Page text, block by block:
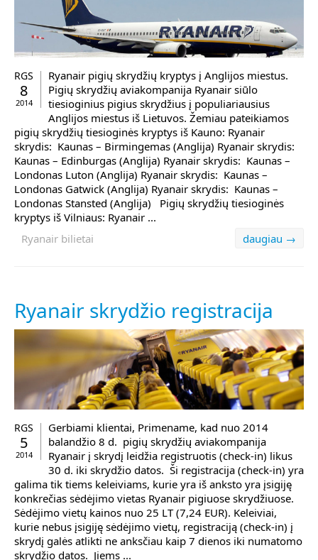
RGS
8
2014
Ryanair pigių skrydžių kryptys į Anglijos miestus.
Pigių skrydžių aviakompanija Ryanair siūlo
tiesioginius pigius skrydžius į populiariausius
Anglijos miestus iš Lietuvos. Žemiau pateikiamos
pigių skrydžių tiesioginės kryptys iš Kauno: Ryanair
skrydis: Kaunas – Birmingemas (Anglija) Ryanair skrydis:
Kaunas – Edinburgas (Anglija) Ryanair skrydis: Kaunas –
Londonas Luton (Anglija) Ryanair skrydis: Kaunas –
Londonas Gatwick (Anglija) Ryanair skrydis: Kaunas –
Londonas Stansted (Anglija) Pigių skrydžių tiesioginės
kryptys iš Vilniaus: Ryanair ...
daugiau →
Ryanair bilietai
Ryanair skrydžio registracija
RGS
5
2014
Gerbiami klientai, Primename, kad nuo 2014
balandžio 8 d. pigių skrydžių aviakompanija
Ryanair į skrydį leidžia registruotis (check-in) likus
30 d. iki skrydžio datos. Ši registracija (check-in) yra
galima tik tiems keleiviams, kurie yra iš anksto yra įsigiję
konkrečias sėdėjimo vietas Ryanair pigiuose skrydžiuose.
Sėdėjimo vietų kainos nuo 25 LT (7,24 EUR). Keleiviai,
kurie nebus įsigiję sėdėjimo vietų, registraciją (check-in) į
skrydį galės atlikti ne anksčiau kaip 7 dienos iki numatomo
skrydžio datos. Jiems ...